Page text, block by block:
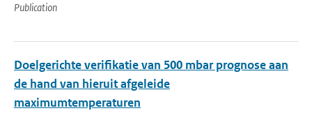
Publication
Doelgerichte verifikatie van 500 mbar prognose aan
de hand van hieruit afgeleide
maximumtemperaturen